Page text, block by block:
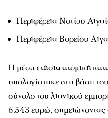
Περιφέρεια Νοτίου
Περιφέρεια Βορείου
Η μέση ετήσια ατομική
υπολογίστηκε στη βάση
σύνολο του λιανικού
6.543 ευρώ,